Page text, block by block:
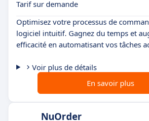
Tarif sur demande
Optimisez votre processus de
logiciel intuitif. Gagnez du temps et
efficacité en automatisant vos tâches
Voir plus de détails
En savoir plus
NuOrder